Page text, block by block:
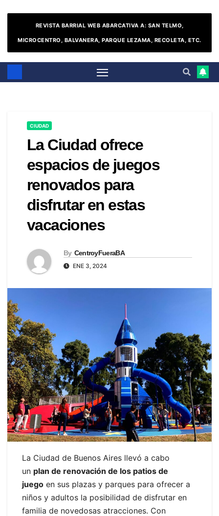
REVISTA BARRIAL WEB ABARCATIVA A: SAN TELMO,
MICROCENTRO, BALVANERA, PARQUE LEZAMA, RECOLETA, ETC.
CIUDAD
La Ciudad ofrece
espacios de juegos
renovados para
disfrutar en estas
vacaciones
By CentroyFueraBA
ENE 3, 2024
La Ciudad de Buenos Aires llevó a cabo
un plan de renovación de los patios de
juego en sus plazas y parques para ofrecer a
niños y adultos la posibilidad de disfrutar en
familia de novedosas atracciones. Con